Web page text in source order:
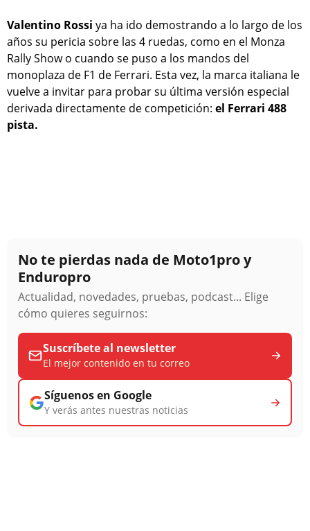
Valentino Rossi ya ha ido demostrando a lo largo de los
años su pericia sobre las 4 ruedas, como en el Monza
Rally Show o cuando se puso a los mandos del
monoplaza de F1 de Ferrari. Esta vez, la marca italiana le
vuelve a invitar para probar su última versión especial
derivada directamente de competición: el Ferrari 488
pista.
No te pierdas nada de Moto1pro y
Enduropro
Actualidad, novedades, pruebas, podcast... Elige
cómo quieres seguirnos:
Suscríbete al newsletter
El mejor contenido en tu correo
Síguenos en Google
Y verás antes nuestras noticias